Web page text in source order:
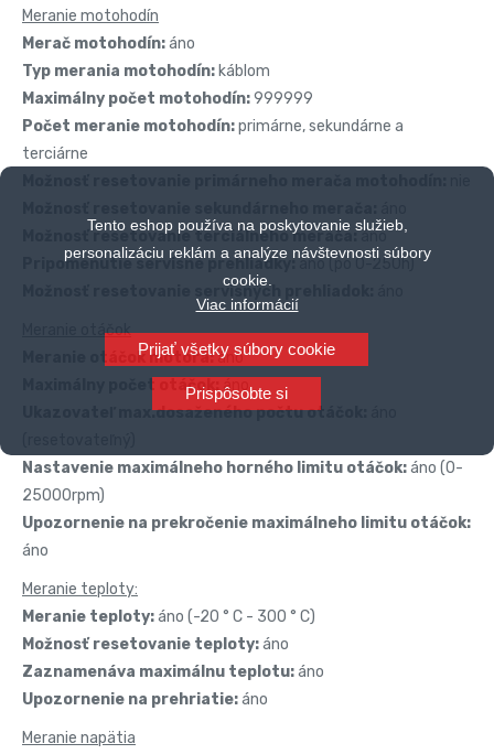
Tento eshop používa na poskytovanie služieb,
personalizáciu reklám a analýze návštevnosti súbory
cookie.
Viac informácií
Prijať všetky súbory cookie
Prispôsobte si
Meranie motohodín
Merač motohodín:áno
Typ merania motohodín: káblom
Maximálny počet motohodín:999999
Počet meranie motohodín:primárne, sekundárne a
terciárne
Možnosť resetovanie terciálneho merača:áno
Pripomenutie servisné prehliadky:áno (po 0-250h)
Možnosť resetovanie servisných prehliadok:
Meranie otáčok
Meranie otáčok motora:áno
Maximálny počet otáčok:
áno
Ukazovateľ max.dosaženého počtu otáčok:
Nastavenie maximálneho horného limitu otáčok:áno (0-
25000rpm)
Upozornenie na prekročenie maximálneho limitu otáčok:
áno
Meranie teploty:
Meranie teploty:áno (-20 ° C - 300 ° C)
Možnosť resetovanie teploty:áno
Zaznamenáva maximálnu teplotu:áno
Upozornenie na prehriatie:áno
Meranie napätia